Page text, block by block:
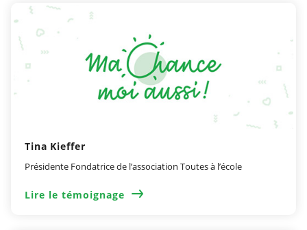
Tina Kieffer
Présidente Fondatrice de l’association Toutes à l’école
Lire le témoignage